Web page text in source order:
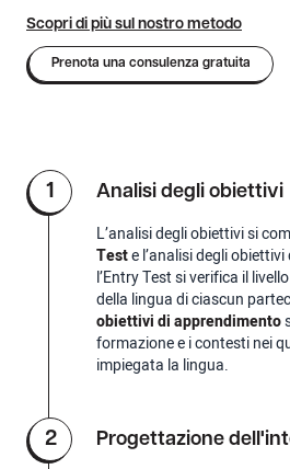
Scopri di più sul nostro metodo
Prenota una consulenza gratuita
1 Analisi degli obiettivi
L’analisi degli obiettivi si
Teste l’analisi degli
l’Entry Test si verifica il
della lingua di ciascun
obiettivi di apprendimento
formazione e i contesti nei
impiegata la lingua.
2 Progettazione